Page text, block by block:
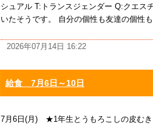
シュアル T:トランスジェンダー Q:クエス
いたそうです。 自分の個性も友達の個性
2026年07月14日 16:22
給食 7月6日～10日
7月6日(月) ★1年生とうもろこしの皮む